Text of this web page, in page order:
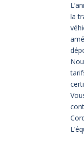
la